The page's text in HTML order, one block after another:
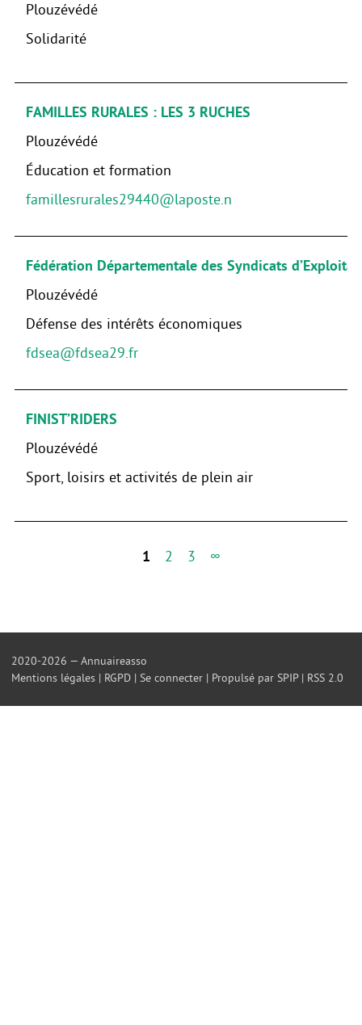
Plouzévédé
Solidarité
FAMILLES RURALES : LES 3 RUCHES
Plouzévédé
Éducation et formation
famillesrurales29440@laposte.n
Fédération Départementale des Syndicats
Plouzévédé
Défense des intérêts économiques
fdsea@fdsea29.fr
FINIST’RIDERS
Plouzévédé
Sport, loisirs et activités de plein air
1 2 3 ∞
2020-2026 — Annuaireasso
Mentions légales | RGPD |Se connecter | Propulsé par SPIP| RSS 2.0